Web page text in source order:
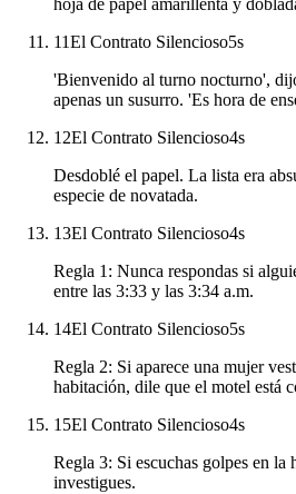
hoja de papel amarillenta y
11El Contrato Silencioso5s
'Bienvenido al turno nocturno',
apenas un susurro. 'Es hora de
12El Contrato Silencioso4s
Desdoblé el papel. La lista era
especie de novatada.
13El Contrato Silencioso4s
Regla 1: Nunca respondas si
entre las 3:33 y las 3:34 a.m.
14El Contrato Silencioso5s
Regla 2: Si aparece una mujer
habitación, dile que el motel está
15El Contrato Silencioso4s
Regla 3: Si escuchas golpes en la
investigues.